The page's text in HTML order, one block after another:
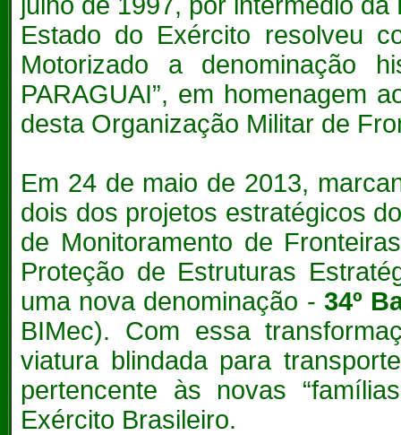
Estado do Exército resolveu
Motorizado a denominação
PARAGUAI”, em homenagem
desta Organização Militar de
Em 24 de maio de 2013,
dois dos projetos estratégicos
de Monitoramento de
Proteção de Estruturas
uma nova denominação - 34º
BIMec). Com essa
viatura blindada para
pertencente às novas
Exército Brasileiro.